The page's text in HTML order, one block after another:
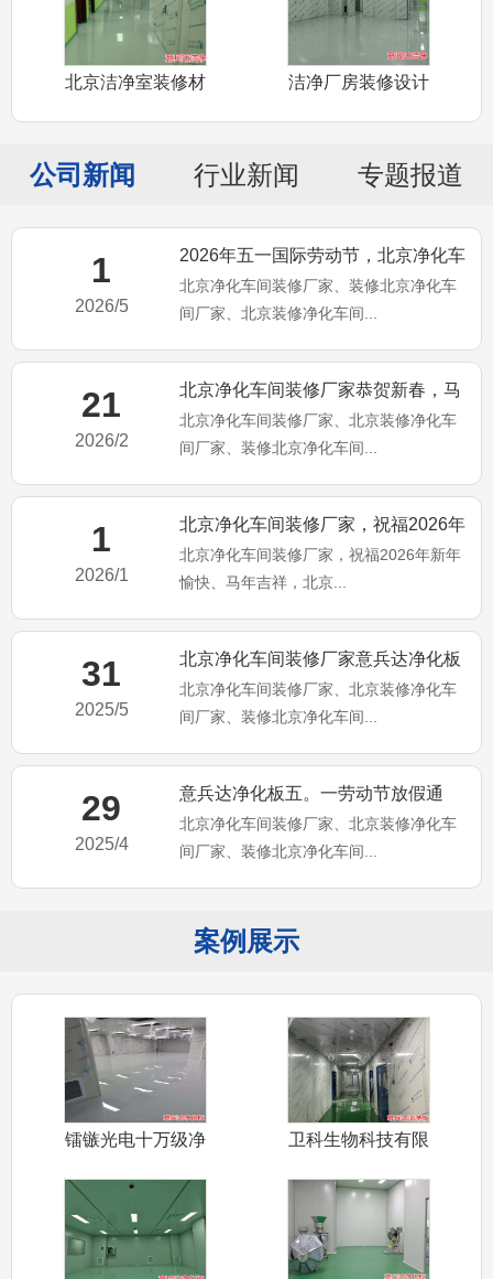
北京洁净室装修材
洁净厂房装修设计
公司新闻 行业新闻 专题报道
1
2026/5
2026年五一国际劳动节，北京净化车
间装修、净化板销售厂家
北京净化车间装修厂家、装修北京净化车
间厂家、北京装修净化车间...
21
2026/2
北京净化车间装修厂家恭贺新春，马
年大吉
北京净化车间装修厂家、北京装修净化车
间厂家、装修北京净化车间...
1
2026/1
北京净化车间装修厂家，祝福2026年
新年愉快、马年吉祥，北
北京净化车间装修厂家，祝福2026年新年
愉快、马年吉祥，北京...
31
2025/5
北京净化车间装修厂家意兵达净化板
公司端午佳节！祝大家端午安
北京净化车间装修厂家、北京装修净化车
间厂家、装修北京净化车间...
29
2025/4
意兵达净化板五。一劳动节放假通
知，北京净化车间装修厂家
北京净化车间装修厂家、北京装修净化车
间厂家、装修北京净化车间...
案例展示
镭镞光电十万级净
卫科生物科技有限